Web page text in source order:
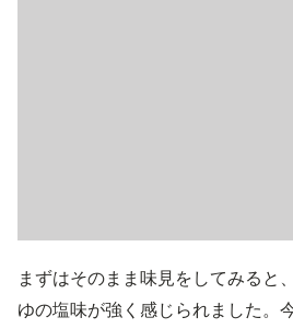
まずはそのまま味見をしてみると
ゆの塩味が強く感じられました。